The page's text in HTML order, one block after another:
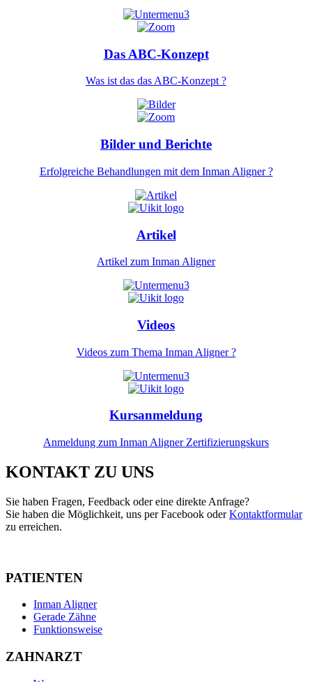
Das ABC-Konzept
Was ist das das ABC-Konzept ?
Bilder und Berichte
Erfolgreiche Behandlungen mit dem Inman Aligner ?
Artikel
Artikel zum Inman Aligner
Videos
Videos zum Thema Inman Aligner ?
Kursanmeldung
Anmeldung zum Inman Aligner Zertifizierungskurs
KONTAKT ZU UNS
Sie haben Fragen, Feedback oder eine direkte Anfrage?
Sie haben die Möglichkeit, uns per Facebook oderKontaktformular
zu erreichen.
PATIENTEN
Inman Aligner
Gerade Zähne
Funktionsweise
ZAHNARZT